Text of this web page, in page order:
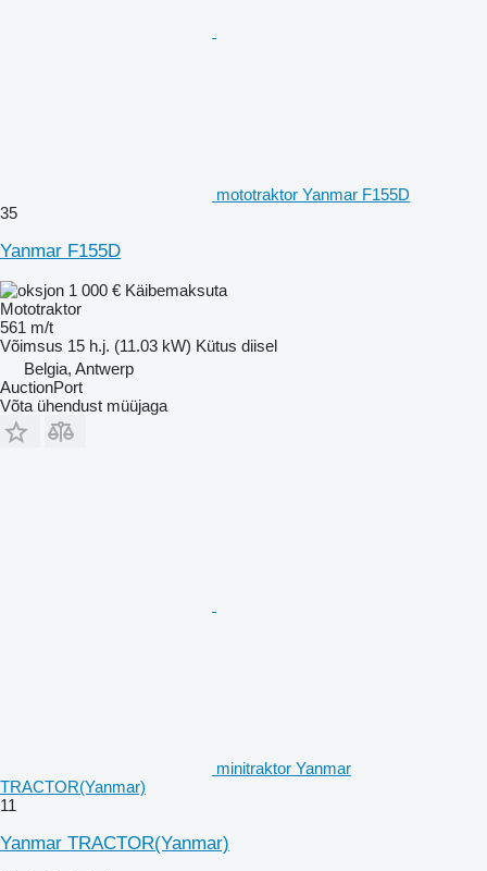
mototraktor Yanmar F155D
35
Yanmar F155D
1 000 € Käibemaksuta
Mototraktor
561 m/t
Võimsus 15 h.j. (11.03 kW) Kütus diisel
Belgia, Antwerp
AuctionPort
Võta ühendust müüjaga
minitraktor Yanmar
TRACTOR(Yanmar)
11
Yanmar TRACTOR(Yanmar)